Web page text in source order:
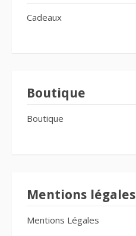
Cadeaux
Boutique
Boutique
Mentions légales
Mentions Légales